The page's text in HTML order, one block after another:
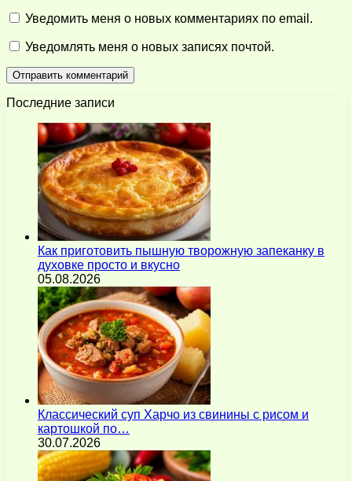
Уведомить меня о новых комментариях по email.
Уведомлять меня о новых записях почтой.
Последние записи
Как приготовить пышную творожную запеканку в
духовке просто и вкусно
05.08.2026
Классический суп Харчо из свинины с рисом и
картошкой по…
30.07.2026